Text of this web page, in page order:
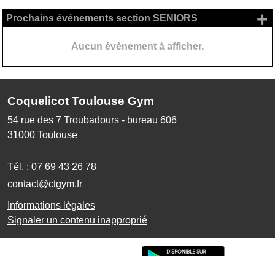
Prochains événements section SENIORS
Aucun évènement à afficher.
+
Coquelicot Toulouse Gym
54 rue des 7 Troubadours - bureau 606
31000 Toulouse
Tél. : 07 69 43 26 78
contact@ctgym.fr
Informations légales
Signaler un contenu inapproprié